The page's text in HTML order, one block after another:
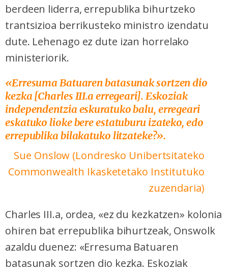
berdeen liderra, errepublika bihurtzeko
trantsizioa berrikusteko ministro izendatu
dute. Lehenago ez dute izan horrelako
ministeriorik.
«Erresuma Batuaren batasunak sortzen dio
kezka [Charles III.a erregeari]. Eskoziak
independentzia eskuratuko balu, erregeari
eskatuko lioke bere estatuburu izateko, edo
errepublika bilakatuko litzateke?».
Sue Onslow (Londresko Unibertsitateko
Commonwealth Ikasketetako Institutuko
zuzendaria)
Charles III.a, ordea, «ez du kezkatzen» kolonia
ohiren bat errepublika bihurtzeak, Onswolk
azaldu duenez: «Erresuma Batuaren
batasunak sortzen dio kezka. Eskoziak